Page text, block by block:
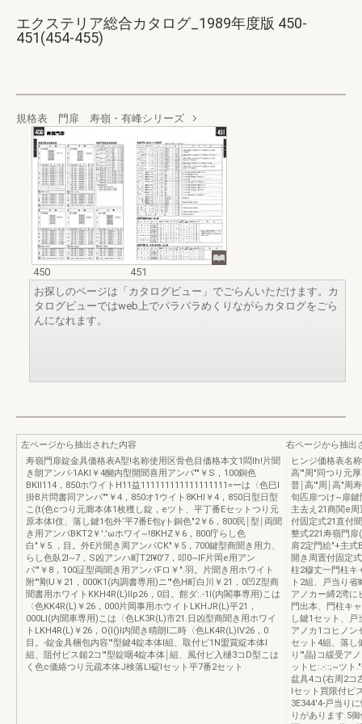
エクステリア総合カタログ_1989年度版 450-
451(454-455)
規格表 門扉 寿嶺・有峰シリーズ
450
451
お探しのページは「カタログビュー」でごらんいただけます。カ
タログビューではweb上でパラパラめくりながらカタログをごら
んになれます。
左ページから抽出された内容
寿嶺門扉錠金具価格表A型!名称使用区骨色目価格本文1悶Ih!片聞
き朗アンパ-1AKI￥4醐内型開聞喜用アンパ""￥S，100銅色
BKlI114，850ホワイトH11益111111111111111111=ーは〈色巳I
掛B片問書同アンパ""￥4，850オ1ウイト8KHI￥4，850日型日型
こ(t(色cつり元廊本体1枚穫し錠，eツト、平丁番Eセットつり元
原本体l伎、落し鍵1包外‘平7番E包γト銅色"2￥6，800民￨型￨両聞
き用アンパBKT2￥'.'ωホワイ~!8KHZ￥6，800庁らし色
白"￥5.，目。外E片聞き周アンパCK"￥5，700鍵型商聞き用力、
らし色臥2I~7，S凶アンハ町T2I¥0'7，叩0~IF片岡e用アン
パ'"￥8，100証型両聞き用アンパFロ￥".羽。片聞き用ホワイト
附"'剛U￥21，000K1(内調書専用)ニ'"色H町白川￥21，0凹Z型商
聞書用ホワイトKKH4R(L)Ilp26，0目。館ダ:.-1I(内閣事専用)こは
〈色KK4R(L)￥26，000片岡事用ホウイトLKHJR(L)平21，
000LI(内聞車専用)こは〈色LK3R(L)市21.日凶型商聞き用ホワイ
トLKH4R(L)￥26，O(l()l内聞き晴朗l二時〈色LK4R(L)IV26，0
目。-錠金具梱包内容'"型鍵4錠本体l組、取付ピ1N盟賞綻本体l
組、阻付ピス鎚2コ'"型錠咽4錠本体￨組、風付ピ入樋3コD型こは
く色c価絡つり元疏本体J検落LI碇lセット平7番2セット
右ページから抽出
ヒンジ価格表名
高'"周"同つり元
普￨高'"周￨高"周
旬匹扉つけ~扉鍵
主去え21商関e
付固定式21直付
整式221寿嶺門扉
肩2定門絵"+主式
開き周置付固定
柱2穆丈一門柱キ
ト2組、戸当り
アノカー縛2湾に
門出本、門柱キ
し鍵1セット、
アノカ1コヒノン
セット4組、落し
り'"晶}コ緩受ア
ットヒ:.-::;~ツト
盆具4コ(右周2コ
lセット買限付ピ
3E344'4-戸当り
りがあります.5